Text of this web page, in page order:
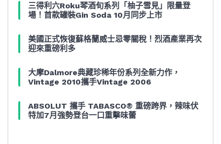
三得利六Roku琴酒旬系列「柚子雪見」限量登
場！首款罐裝Gin Soda 10月同步上市
美國正式恢復蘇格蘭威士忌零關稅！烈酒產業再次
迎來重磅利多
大摩Dalmore典藏珍稀年份系列全新力作，
Vintage 2010攜手Vintage 2006
ABSOLUT 攜手 TABASCO® 重磅跨界，辣味伏
特加7月強勢登台一口重擊味蕾